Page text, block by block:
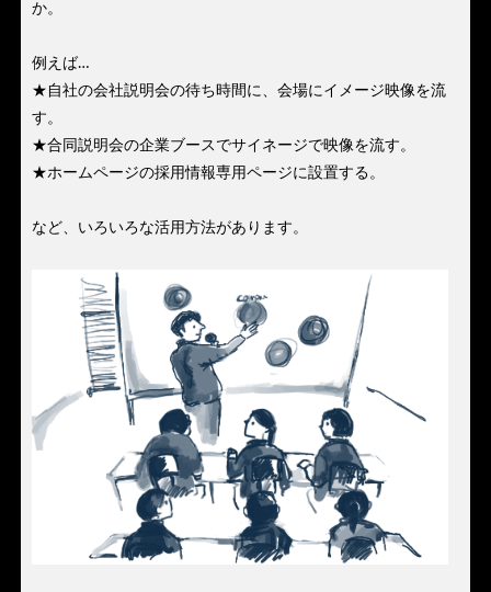
か。
例えば…
★自社の会社説明会の待ち時間に、会場にイメージ映像を流
す。
★合同説明会の企業ブースでサイネージで映像を流す。
★ホームページの採用情報専用ページに設置する。
など、いろいろな活用方法があります。